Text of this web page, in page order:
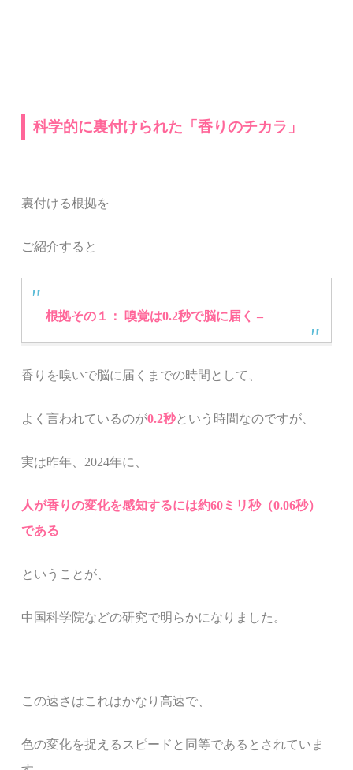
科学的に裏付けられた「香りのチカラ」
裏付ける根拠を
ご紹介すると
根拠その１： 嗅覚は0.2秒で脳に届く –
香りを嗅いで脳に届くまでの時間として、
よく言われているのが0.2秒という時間なのですが、
実は昨年、2024年に、
人が香りの変化を感知するには約60ミリ秒（0.06秒）
である
ということが、
中国科学院などの研究で明らかになりました。
この速さはこれはかなり高速で、
色の変化を捉えるスピードと同等であるとされていま